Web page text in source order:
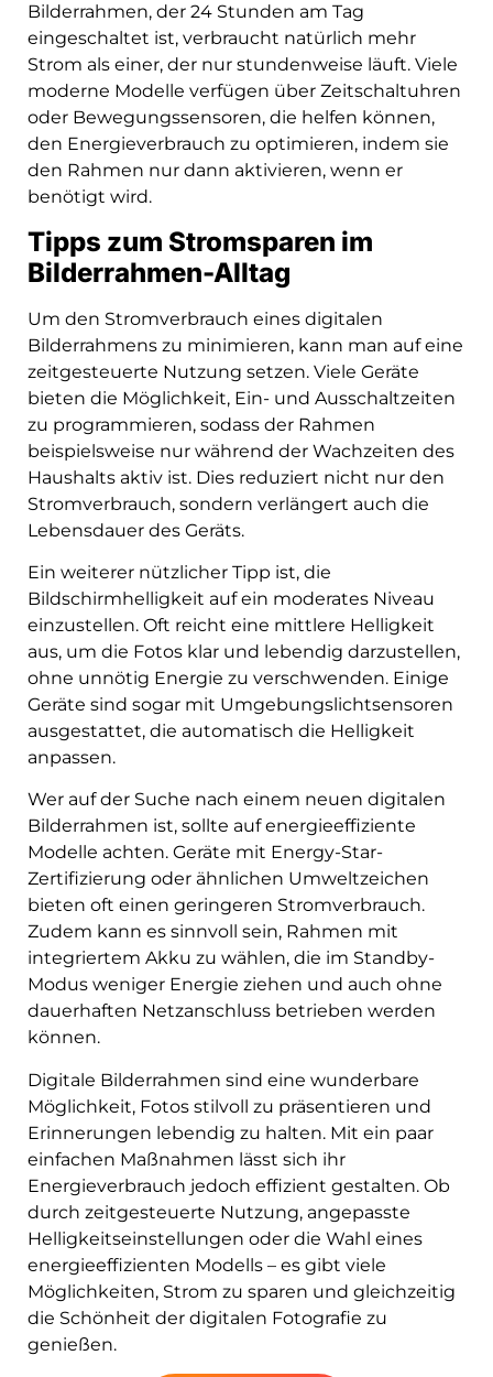
Bilderrahmen, der 24 Stunden am Tag
eingeschaltet ist, verbraucht natürlich mehr
Strom als einer, der nur stundenweise läuft. Viele
moderne Modelle verfügen über Zeitschaltuhren
oder Bewegungssensoren, die helfen können,
den Energieverbrauch zu optimieren, indem sie
den Rahmen nur dann aktivieren, wenn er
benötigt wird.
Tipps zum Stromsparen im
Bilderrahmen-Alltag
Um den Stromverbrauch eines digitalen
Bilderrahmens zu minimieren, kann man auf eine
zeitgesteuerte Nutzung setzen. Viele Geräte
bieten die Möglichkeit, Ein- und Ausschaltzeiten
zu programmieren, sodass der Rahmen
beispielsweise nur während der Wachzeiten des
Haushalts aktiv ist. Dies reduziert nicht nur den
Stromverbrauch, sondern verlängert auch die
Lebensdauer des Geräts.
Ein weiterer nützlicher Tipp ist, die
Bildschirmhelligkeit auf ein moderates Niveau
einzustellen. Oft reicht eine mittlere Helligkeit
aus, um die Fotos klar und lebendig darzustellen,
ohne unnötig Energie zu verschwenden. Einige
Geräte sind sogar mit Umgebungslichtsensoren
ausgestattet, die automatisch die Helligkeit
anpassen.
Wer auf der Suche nach einem neuen digitalen
Bilderrahmen ist, sollte auf energieeffiziente
Modelle achten. Geräte mit Energy-Star-
Zertifizierung oder ähnlichen Umweltzeichen
bieten oft einen geringeren Stromverbrauch.
Zudem kann es sinnvoll sein, Rahmen mit
integriertem Akku zu wählen, die im Standby-
Modus weniger Energie ziehen und auch ohne
dauerhaften Netzanschluss betrieben werden
können.
Digitale Bilderrahmen sind eine wunderbare
Möglichkeit, Fotos stilvoll zu präsentieren und
Erinnerungen lebendig zu halten. Mit ein paar
einfachen Maßnahmen lässt sich ihr
Energieverbrauch jedoch effizient gestalten. Ob
durch zeitgesteuerte Nutzung, angepasste
Helligkeitseinstellungen oder die Wahl eines
energieeffizienten Modells – es gibt viele
Möglichkeiten, Strom zu sparen und gleichzeitig
die Schönheit der digitalen Fotografie zu
genießen.